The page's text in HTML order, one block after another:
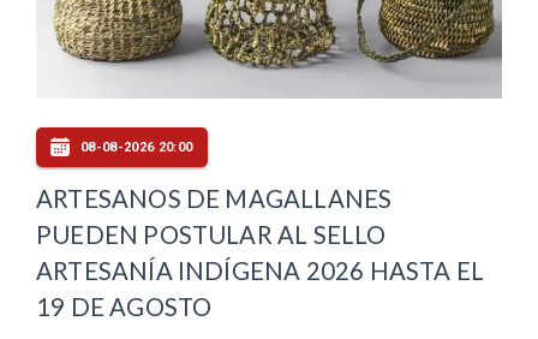
08-08-2026 20:00
ARTESANOS DE MAGALLANES
PUEDEN POSTULAR AL SELLO
ARTESANÍA INDÍGENA 2026 HASTA EL
19 DE AGOSTO